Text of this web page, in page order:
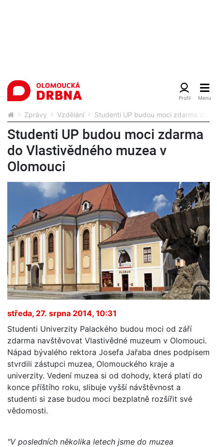
Zprávy Vzdělání Studenti UP budou moci zdarma do
Studenti UP budou moci zdarma
do Vlastivědného muzea v
Olomouci
středa, 27. srpna 2014, 10:31
Studenti Univerzity Palackého budou moci od září
zdarma navštěvovat Vlastivědné muzeum v Olomouci.
Nápad bývalého rektora Josefa Jařaba dnes podpisem
stvrdili zástupci muzea, Olomouckého kraje a
univerzity. Vedení muzea si od dohody, která platí do
konce příštího roku, slibuje vyšší návštěvnost a
studenti si zase budou moci bezplatně rozšířit své
vědomosti.
"V posledních několika letech jsme do muzea